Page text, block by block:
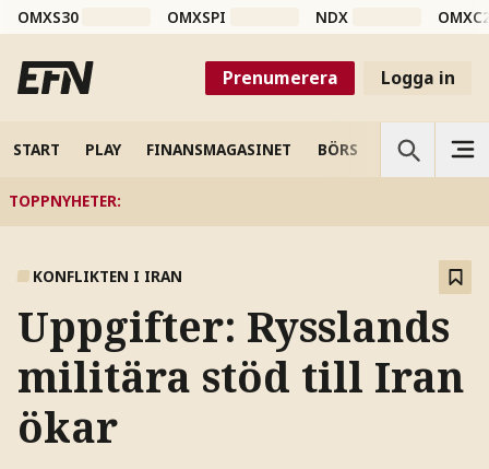
OMXS30 OMXSPI NDX
Prenumerera Logga in
START PLAY FINANSMAGASINET BÖRS VETENSKAP
TOPPNYHETER:
KONFLIKTEN I IRAN
Uppgifter: Rysslands
militära stöd till Iran
ökar